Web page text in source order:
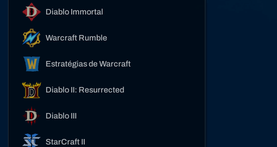
Diablo Immortal
Warcraft Rumble
Estratégias de Warcraft
Diablo II: Resurrected
Diablo III
StarCraft II